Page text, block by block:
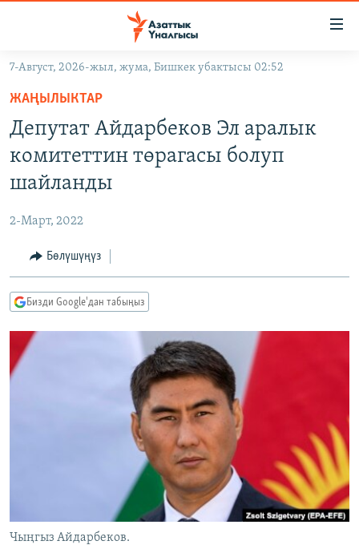
Навигацияга
өтүңүз
Издөөгө
салыңызКЫРГЫЗСТАН
САЯСАТ
МАДАНИЯТ
ДҮЙНӨ
ДҮЙНӨ
УКРАИНА
ТВ ПРОГРАММАЛАР
БҮГҮН АЗАТТЫКТА
ДАНИСТЕ
ЫҢГАЙСЫЗ СУРООЛОР
ПОДКАСТ
Русский
ОНЛАЙН ШЕРИНЕ
ЭЕ/АРнун бардык сайттары
7-Август, 2026-жыл, жума, Бишкек убактысы 02:52
ЖАҢЫЛЫКТАР
Депутат Айдарбеков Эл аралык
комитеттин төрагасы болуп
шайланды
2-Март, 2022
Бөлүшүңүз
Бизди Google'дан табыңыз
Чыңгыз Айдарбеков.